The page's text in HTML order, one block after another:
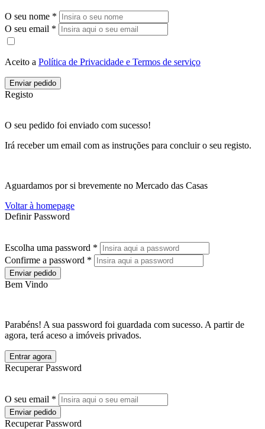
O seu nome *
O seu email *
Aceito a Política de Privacidade e Termos de serviço
Enviar pedido
Registo
O seu pedido foi enviado com sucesso!
Irá receber um email com as instruções para concluir o seu registo.
Aguardamos por si brevemente no Mercado das Casas
Voltar à homepage
Definir Password
Escolha uma password *
Confirme a password *
Enviar pedido
Bem Vindo
Parabéns! A sua password foi guardada com sucesso. A partir de
agora, terá aceso a imóveis privados.
Entrar agora
Recuperar Password
O seu email *
Enviar pedido
Recuperar Password